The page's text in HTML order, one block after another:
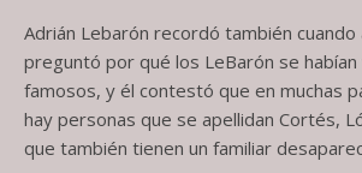
Adrián Lebarón recordó también cuando
preguntó por qué los LeBarón se
famosos, y él contestó que en muchas
hay personas que se apellidan Cortés,
que también tienen un familiar